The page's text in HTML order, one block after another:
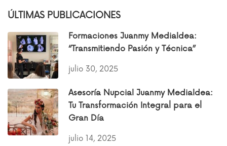
ÚLTIMAS PUBLICACIONES
Formaciones Juanmy Medialdea:
“Transmitiendo Pasión y Técnica”
julio 30, 2025
Asesoría Nupcial Juanmy Medialdea:
Tu Transformación Integral para el
Gran Día
julio 14, 2025